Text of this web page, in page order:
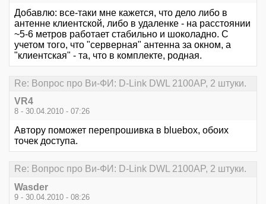
Добавлю: все-таки мне кажется, что дело либо в
антенне клиентской, либо в удаленке - на расстоянии
~5-6 метров работает стабильно и шоколадно. С
учетом того, что "серверная" антенна за окном, а
"клиентская" - та, что в комплекте, родная.
Re: Вопрос про Ви-ФИ: D-Link DWL 2100AP, 2 штуки.
VR4
8 - 30.04.2010 - 07:26
Автору поможет перепрошивка в bluebox, обоих
точек доступа.
Re: Вопрос про Ви-ФИ: D-Link DWL 2100AP, 2 штуки.
Wasder
9 - 30.04.2010 - 08:26